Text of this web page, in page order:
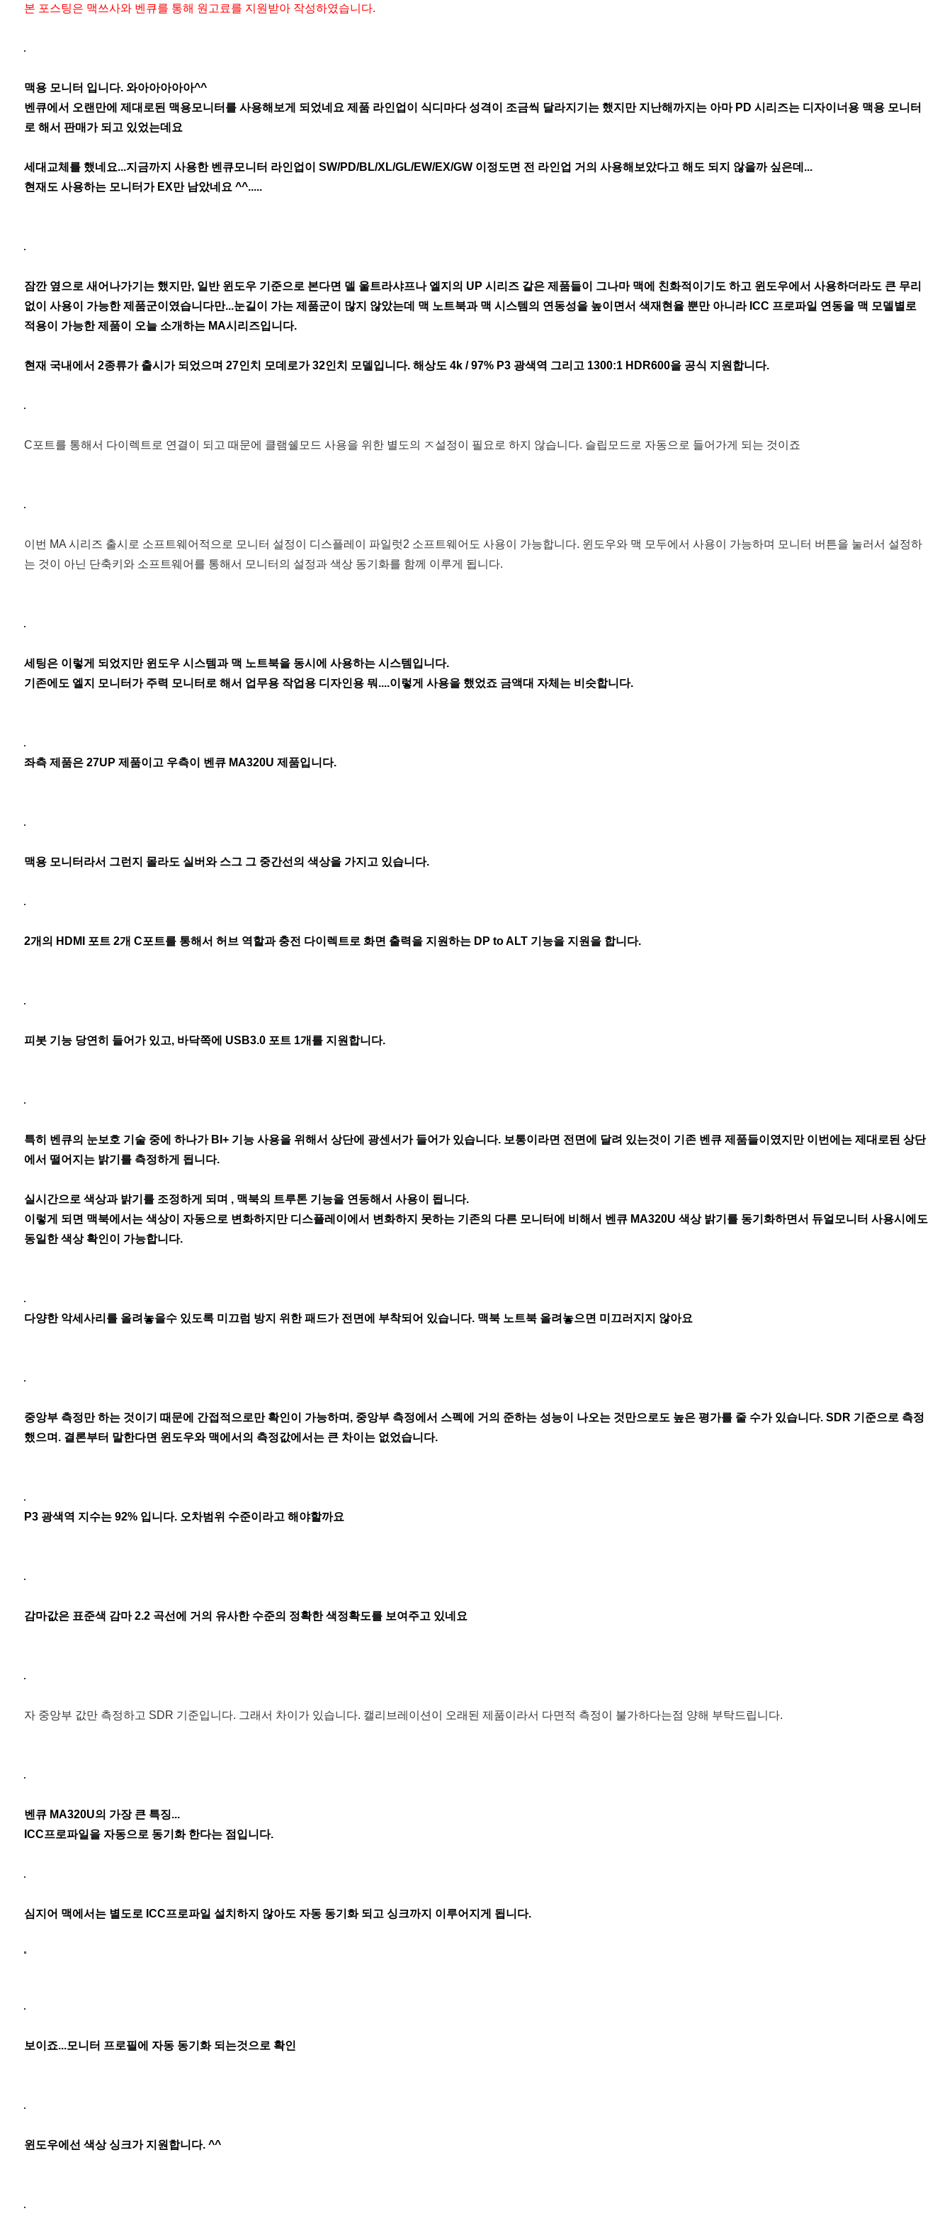
본 포스팅은 맥쓰사와 벤큐를 통해 원고료를 지원받아 작성하였습니다.
맥용 모니터 입니다. 와아아아아아^^
벤큐에서 오랜만에 제대로된 맥용모니터를 사용해보게 되었네요 제품 라인업이 식디마다 성격이 조금씩 달라지기는 했지만 지난해까지는 아마 PD 시리즈는 디자이너용 맥용 모니터
로 해서 판매가 되고 있었는데요
세대교체를 했네요...지금까지 사용한 벤큐모니터 라인업이 SW/PD/BL/XL/GL/EW/EX/GW 이정도면 전 라인업 거의 사용해보았다고 해도 되지 않을까 싶은데...
현재도 사용하는 모니터가 EX만 남았네요 ^^.....
잠깐 옆으로 새어나가기는 했지만, 일반 윈도우 기준으로 본다면 델 울트라샤프나 엘지의 UP 시리즈 같은 제품들이 그나마 맥에 친화적이기도 하고 윈도우에서 사용하더라도 큰 무리
없이 사용이 가능한 제품군이였습니다만...눈길이 가는 제품군이 많지 않았는데 맥 노트북과 맥 시스템의 연동성을 높이면서 색재현율 뿐만 아니라 ICC 프로파일 연동을 맥 모델별로
적용이 가능한 제품이 오늘 소개하는 MA시리즈입니다.
현재 국내에서 2종류가 출시가 되었으며 27인치 모데로가 32인치 모델입니다. 해상도 4k / 97% P3 광색역 그리고 1300:1 HDR600을 공식 지원합니다.
C포트를 통해서 다이렉트로 연결이 되고 때문에 클램쉘모드 사용을 위한 별도의 ㅈ설정이 필요로 하지 않습니다. 슬립모드로 자동으로 들어가게 되는 것이죠
이번 MA 시리즈 출시로 소프트웨어적으로 모니터 설정이 디스플레이 파일럿2 소프트웨어도 사용이 가능합니다. 윈도우와 맥 모두에서 사용이 가능하며 모니터 버튼을 눌러서 설정하
는 것이 아닌 단축키와 소프트웨어를 통해서 모니터의 설정과 색상 동기화를 함께 이루게 됩니다.
세팅은 이렇게 되었지만 윈도우 시스템과 맥 노트북을 동시에 사용하는 시스템입니다.
기존에도 엘지 모니터가 주력 모니터로 해서 업무용 작업용 디자인용 뭐....이렇게 사용을 했었죠 금액대 자체는 비슷합니다.
좌측 제품은 27UP 제품이고 우측이 벤큐 MA320U 제품입니다.
맥용 모니터라서 그런지 몰라도 실버와 스그 그 중간선의 색상을 가지고 있습니다.
2개의 HDMI 포트 2개 C포트를 통해서 허브 역할과 충전 다이렉트로 화면 출력을 지원하는 DP to ALT 기능을 지원을 합니다.
피봇 기능 당연히 들어가 있고, 바닥쪽에 USB3.0 포트 1개를 지원합니다.
특히 벤큐의 눈보호 기술 중에 하나가 BI+ 기능 사용을 위해서 상단에 광센서가 들어가 있습니다. 보통이라면 전면에 달려 있는것이 기존 벤큐 제품들이였지만 이번에는 제대로된 상단
에서 떨어지는 밝기를 측정하게 됩니다.
실시간으로 색상과 밝기를 조정하게 되며 , 맥북의 트루톤 기능을 연동해서 사용이 됩니다.
이렇게 되면 맥북에서는 색상이 자동으로 변화하지만 디스플레이에서 변화하지 못하는 기존의 다른 모니터에 비해서 벤큐 MA320U 색상 밝기를 동기화하면서 듀얼모니터 사용시에도
동일한 색상 확인이 가능합니다.
다양한 악세사리를 올려놓을수 있도록 미끄럼 방지 위한 패드가 전면에 부착되어 있습니다. 맥북 노트북 올려놓으면 미끄러지지 않아요
중앙부 측정만 하는 것이기 때문에 간접적으로만 확인이 가능하며, 중앙부 측정에서 스펙에 거의 준하는 성능이 나오는 것만으로도 높은 평가를 줄 수가 있습니다. SDR 기준으로 측정
했으며. 결론부터 말한다면 윈도우와 맥에서의 측정값에서는 큰 차이는 없었습니다.
P3 광색역 지수는 92% 입니다. 오차범위 수준이라고 해야할까요
감마값은 표준색 감마 2.2 곡선에 거의 유사한 수준의 정확한 색정확도를 보여주고 있네요
자 중앙부 값만 측정하고 SDR 기준입니다. 그래서 차이가 있습니다. 캘리브레이션이 오래된 제품이라서 다면적 측정이 불가하다는점 양해 부탁드립니다.
벤큐 MA320U의 가장 큰 특징...
ICC프로파일을 자동으로 동기화 한다는 점입니다.
심지어 맥에서는 별도로 ICC프로파일 설치하지 않아도 자동 동기화 되고 싱크까지 이루어지게 됩니다.
보이죠...모니터 프로필에 자동 동기화 되는것으로 확인
윈도우에선 색상 싱크가 지원합니다. ^^